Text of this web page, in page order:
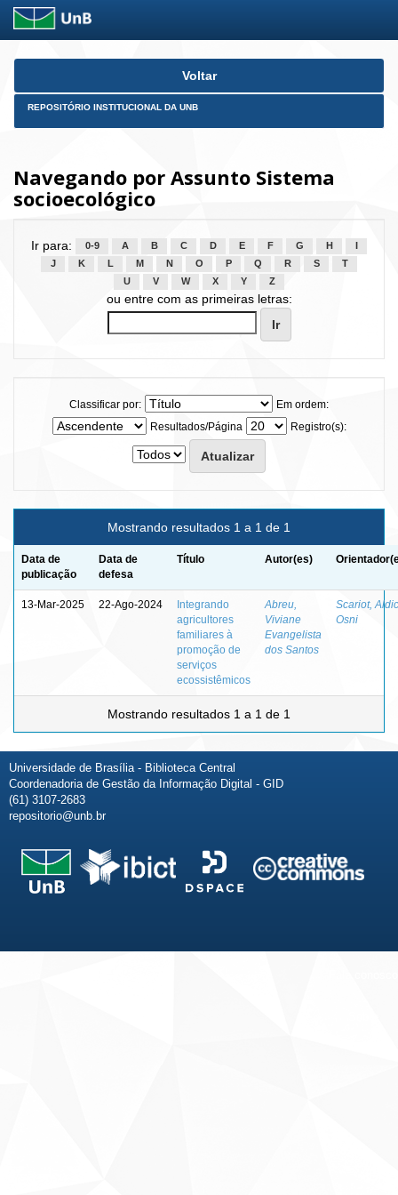
Skip
Voltar
REPOSITÓRIO INSTITUCIONAL DA UNB
Navegando por Assunto Sistema
socioecológico
Ir para: 0-9 A B C D E F G H
J
K L M N O P Q R S
T
U
V W X Y Z
ou entre com as primeiras letras:
Classificar por:
Em ordem:
Resultados/Página
Registro(s):
Mostrando resultados 1 a 1 de 1
Data de
publicação
Data de
defesa
Título Autor(es)
13-Mar-2025 22-Ago-2024
Integrando
agricultores
familiares à
promoção de
serviços
ecossistêmicos
Abreu,
Viviane
Evangelista
dos Santos
Scariot,
Osni
Mostrando resultados 1 a 1 de 1
Universidade de Brasília - Biblioteca Central
Coordenadoria de Gestão da Informação Digital - GID
(61) 3107-2683
repositorio@unb.br